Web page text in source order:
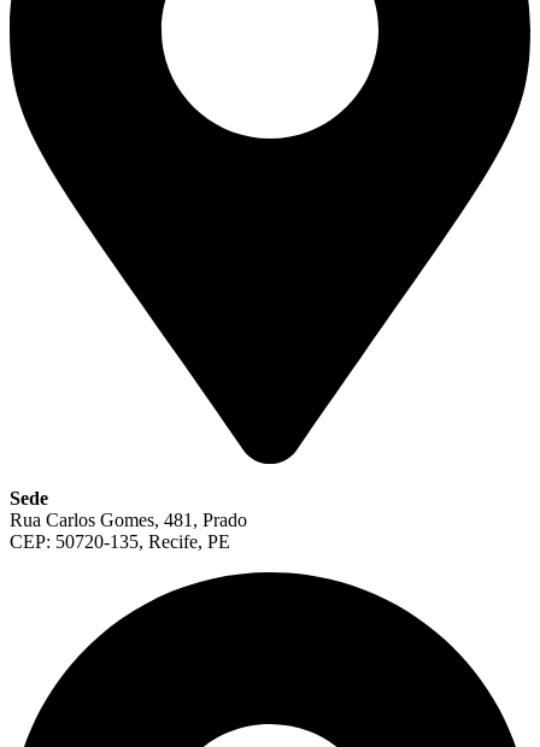
Sede
Rua Carlos Gomes, 481, Prado
CEP: 50720-135, Recife, PE